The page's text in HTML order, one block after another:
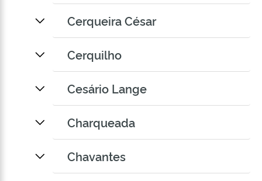
Cerqueira César
Cerquilho
Cesário Lange
Charqueada
Chavantes